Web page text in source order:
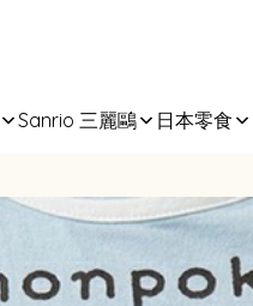
Sanrio 三麗鷗 日本零食